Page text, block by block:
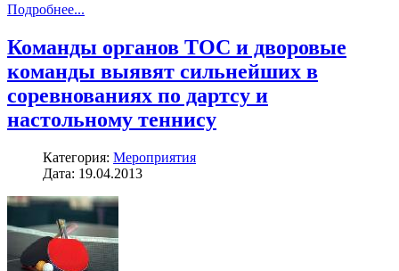
Подробнее...
Команды органов ТОС и дворовые
команды выявят сильнейших в
соревнованиях по дартсу и
настольному теннису
Категория: Мероприятия
Дата: 19.04.2013